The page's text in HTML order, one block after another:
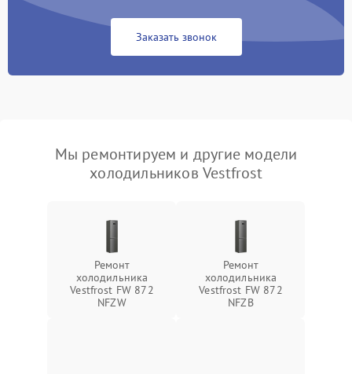
Заказать звонок
Мы ремонтируем и другие модели
холодильников Vestfrost
Ремонт
холодильника
Vestfrost FW 872
NFZW
Ремонт
холодильника
Vestfrost FW 872
NFZВ